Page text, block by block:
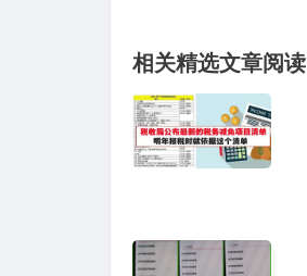
相关精选文章阅读